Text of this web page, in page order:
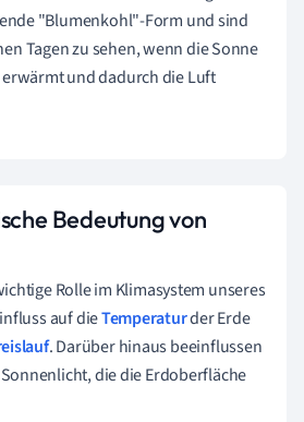
"Blumenkohl"-Form und sind
Tagen zu sehen, wenn die Sonne
und dadurch die Luft
Bedeutung von
Rolle im Klimasystem unseres
auf dieTemperaturder Erde
. Darüber hinaus beeinflussen
die die Erdoberfläche